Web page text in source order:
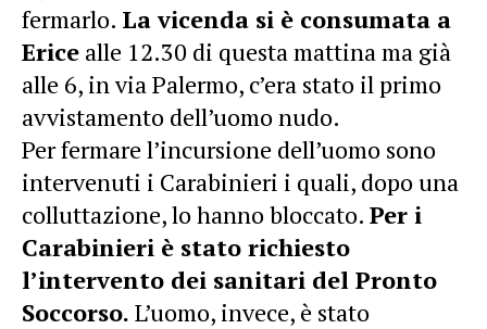
fermarlo. La vicenda si è consumata a
Erice alle 12.30 di questa mattina ma già
alle 6, in via Palermo, c’era stato il primo
avvistamento dell’uomo nudo.
Per fermare l’incursione dell’uomo sono
intervenuti i Carabinieri i quali, dopo una
colluttazione, lo hanno bloccato. Per i
Carabinieri è stato richiesto
l’intervento dei sanitari del Pronto
Soccorso. L’uomo, invece, è stato